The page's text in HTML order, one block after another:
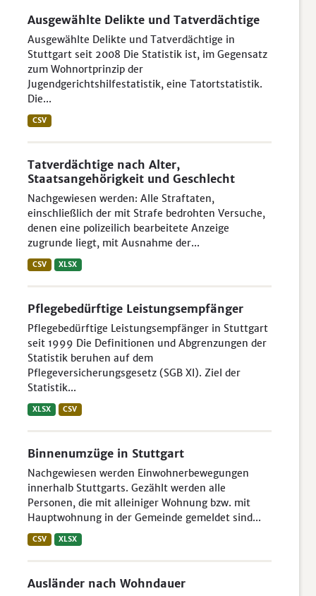
Ausgewählte Delikte und Tatverdächtige
Ausgewählte Delikte und Tatverdächtige in
Stuttgart seit 2008 Die Statistik ist, im Gegensatz
zum Wohnortprinzip der
Jugendgerichtshilfestatistik, eine Tatortstatistik.
Die...
CSV
Tatverdächtige nach Alter,
Staatsangehörigkeit und Geschlecht
Nachgewiesen werden: Alle Straftaten,
einschließlich der mit Strafe bedrohten Versuche,
denen eine polizeilich bearbeitete Anzeige
zugrunde liegt, mit Ausnahme der...
CSV XLSX
Pflegebedürftige Leistungsempfänger
Pflegebedürftige Leistungsempfänger in Stuttgart
seit 1999 Die Definitionen und Abgrenzungen der
Statistik beruhen auf dem
Pflegeversicherungsgesetz (SGB XI). Ziel der
Statistik...
XLSX CSV
Binnenumzüge in Stuttgart
Nachgewiesen werden Einwohnerbewegungen
innerhalb Stuttgarts. Gezählt werden alle
Personen, die mit alleiniger Wohnung bzw. mit
Hauptwohnung in der Gemeinde gemeldet sind...
CSV XLSX
Ausländer nach Wohndauer